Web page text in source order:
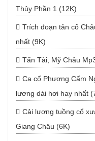
Thủy Phần 1 (12K)
Trích đoạn tân cổ
nhất (9K)
Tấn Tài, Mỹ Châu
Ca cổ Phương Cẩm
lương dài hơi hay nhất
Cải lương tuồng cổ
Giang Châu (6K)